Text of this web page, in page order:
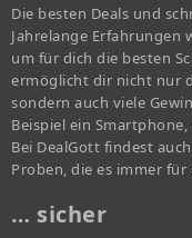
Die besten Deals und
Jahrelange Erfahrungen
um für dich die besten
ermöglicht dir nicht nur
sondern auch viele
Beispiel ein
Bei DealGott findest
Proben, die es immer
… sicher